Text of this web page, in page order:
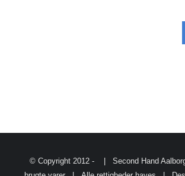
© Copyright 2012 - | Second Hand